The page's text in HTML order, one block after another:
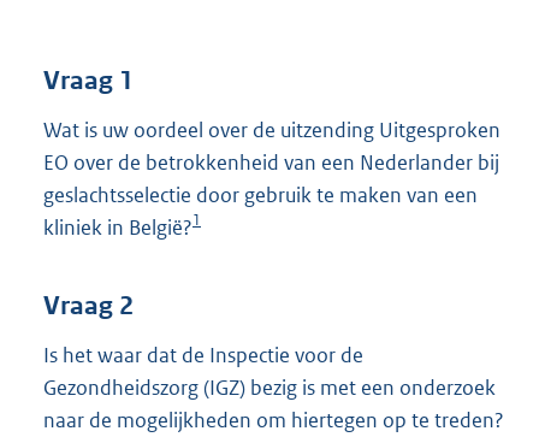
K
b
Vraag 1
Wat is uw oordeel over de uitzending Uitgesproken
EO over de betrokkenheid van een Nederlander bij
geslachtsselectie door gebruik te maken van een
kliniek in België?1
Vraag 2
Is het waar dat de Inspectie voor de
Gezondheidszorg (IGZ) bezig is met een onderzoek
naar de mogelijkheden om hiertegen op te treden?